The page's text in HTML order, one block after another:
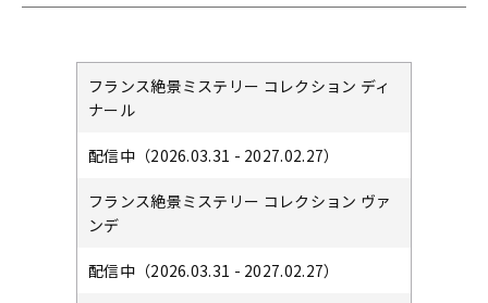
フランス絶景ミステリー コレクション ディ
ナール
配信中（2026.03.31 - 2027.02.27）
フランス絶景ミステリー コレクション ヴァ
ンデ
配信中（2026.03.31 - 2027.02.27）